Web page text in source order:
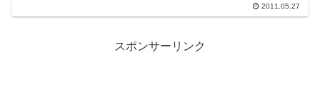
2011.05.27
スポンサーリンク